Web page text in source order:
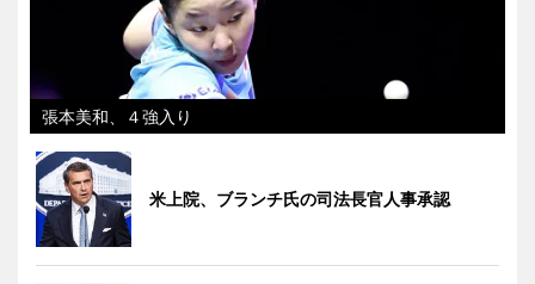
張本美和、４強入り
米上院、ブランチ氏の司法長官人事承認